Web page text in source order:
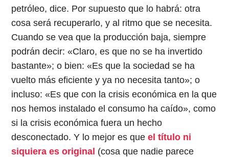
petróleo, dice. Por supuesto que lo habrá: otra
cosa será recuperarlo, y al ritmo que se necesita.
Cuando se vea que la producción baja, siempre
podrán decir: «Claro, es que no se ha invertido
bastante»; o bien: «Es que la sociedad se ha
vuelto más eficiente y ya no necesita tanto»; o
incluso: «Es que con la crisis económica en la que
nos hemos instalado el consumo ha caído», como
si la crisis económica fuera un hecho
desconectado. Y lo mejor es queel título ni
siquiera es original (cosa que nadie parece